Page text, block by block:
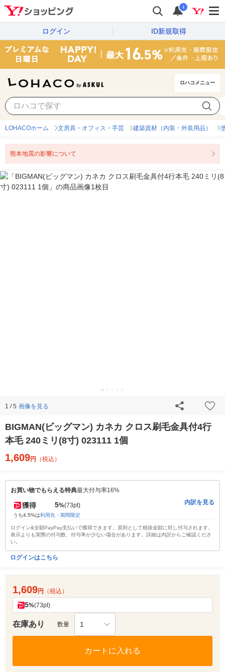
i
ログイン ID新規取得
ロハコメニュー
LOHACOホーム 文房具・オフィス・手芸 建築資材（内装・外装用品）
熊本地震の影響について
1 / 5 画像を見る
BIGMAN(ビッグマン) カネカ クロス刷毛金具付4行
本毛 240ミリ(8寸) 023111 1個
1,609円 （税込）
お買い物でもらえる特典最大付与率16%
獲得 5%(73pt)
うち4.5%は利用先・期間限定
内訳を見る
ログイン&全額PayPay支払いで獲得できます。原則として税抜金額に対し付与されます。
表示よりも実際の付与数、付与率が少ない場合があります。詳細は内訳からご確認くださ
い。
ログインはこちら
1,609円 （税込）
5%(73pt)
在庫あり 数量 1
カートに入れる